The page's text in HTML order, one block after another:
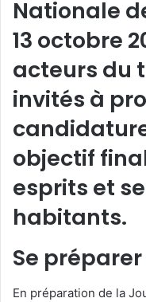
Nationale
13 octobre
acteurs du
invités à
objectif
esprits et
habitants.
Se
En préparation de la